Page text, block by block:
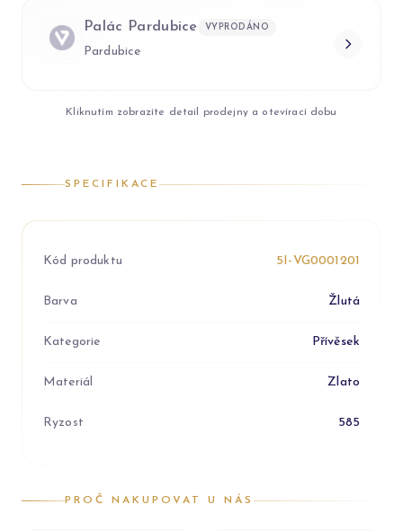
Palác Pardubice VYPRODÁNO
Pardubice
Kliknutím zobrazíte detail prodejny a otevírací dobu
SPECIFIKACE
Kód produktu 5I-VG0001201
Barva Žlutá
Kategorie Přívěsek
Materiál Zlato
Ryzost 585
PROČ NAKUPOVAT U NÁS